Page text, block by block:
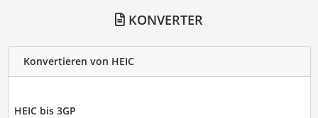
KONVERTER
Konvertieren von HEIC
HEIC bis 3GP